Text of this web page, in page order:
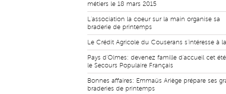
métiers le 18 mars 2015
L'association la coeur sur la main organise sa
braderie de printemps
Le Crédit Agricole du Couserans s'intéresse à
Pays d'Olmes: devenez famille d'accueil cet
le Secours Populaire Français
Bonnes affaires: Emmaüs Ariège prépare ses
braderies de printemps